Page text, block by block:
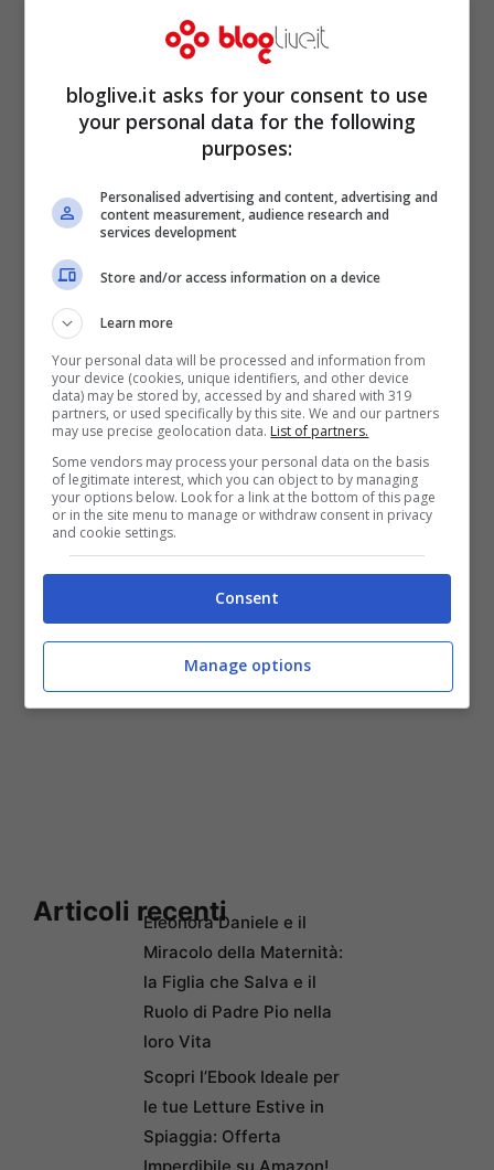
Successivamente all’incoronazione, Olivia
Culpo è stata intervistata ed ha affermato
di appoggiare l’accesso deitransgender
Miss Universo. “Lo accetto perché credo
asserito la Culpo.
Articoli recentiEleonora Daniele e il
Miracolo della Maternità:
la Figlia che Salva e il
Ruolo di Padre Pio nella
loro Vita
Scopri l’Ebook Ideale per
le tue Letture Estive in
Spiaggia: Offerta
Imperdibile su Amazon!
bloglive.it asks for your consent to use
your personal data for the following
purposes:
Personalised advertising and content, advertising and
content measurement, audience research and
services development
Store and/or access information on a device
Learn more
Your personal data will be processed and information from
your device (cookies, unique identifiers, and other device
data) may be stored by, accessed by and shared with 319
partners, or used specifically by this site. We and our partners
may use precise geolocation data. List of partners.
Some vendors may process your personal data on the basis
of legitimate interest, which you can object to by managing
your options below. Look for a link at the bottom of this page
or in the site menu to manage or withdraw consent in privacy
and cookie settings.
Consent
Manage options